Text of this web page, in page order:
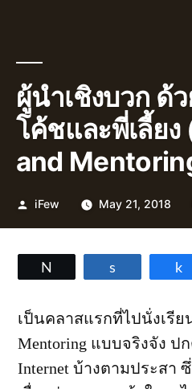
ผู้นำเชิงบวก ด้
โค้ชและพี่เลี้ย
and
Posted
iFew May 21, 2018
เป็นคลาสแรกที่ไปนั่งเรีย
Mentoring แบบจริงจัง
Internet บ้างตามประสา